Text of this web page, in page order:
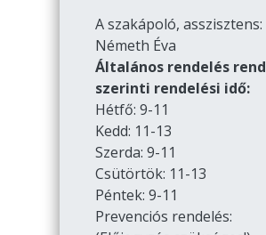
A szakápoló, asszisztens:
Németh Éva
Általános rendelés rend
szerinti rendelési idő:
Hétfő: 9-11
Kedd: 11-13
Szerda: 9-11
Csütörtök: 11-13
Péntek: 9-11
Prevenciós rendelés: